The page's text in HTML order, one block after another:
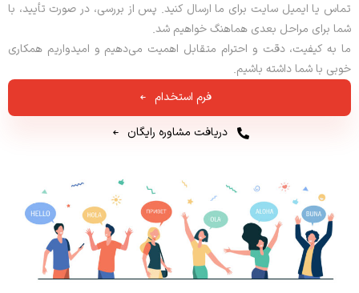
تماس یا ایمیل سایت برای ما ارسال کنید. پس از بررسی، در صورت تأیید، با
شما برای مراحل بعدی هماهنگ خواهیم شد.
ما به کیفیت، دقت و احترام متقابل اهمیت می‌دهیم و امیدواریم همکاری
خوبی با شما داشته باشیم.
فرم استخدام
دریافت مشاوره رایگان